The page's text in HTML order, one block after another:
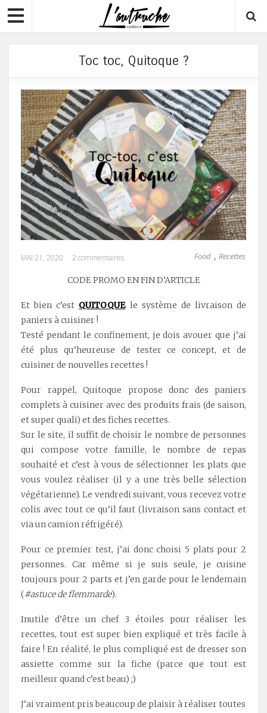
Toc toc, Quitoque ?
Food , Recettes
MAI 21, 2020 2 commentaires
CODE PROMO EN FIN D’ARTICLE
Et bien c’est QUITOQUEle système de livraison de
paniers à cuisiner !
Testé pendant le confinement, je dois avouer que j’ai
été plus qu’heureuse de tester ce concept, et de
cuisiner de nouvelles recettes !
Pour rappel, Quitoque propose donc des paniers
complets à cuisiner avec des produits frais (de saison,
et super quali) et des fiches recettes.
Sur le site, il suffit de choisir le nombre de personnes
qui compose votre famille, le nombre de repas
souhaité et c’est à vous de sélectionner les plats que
vous voulez réaliser (il y a une très belle sélection
végétarienne). Le vendredi suivant, vous recevez votre
colis avec tout ce qu’il faut (livraison sans contact et
via un camion réfrigéré).
Pour ce premier test, j’ai donc choisi 5 plats pour 2
personnes. Car même si je suis seule, je cuisine
toujours pour 2 parts et j’en garde pour le lendemain
(#astuce de flemmarde).
Inutile d’être un chef 3 étoiles pour réaliser les
recettes, tout est super bien expliqué et très facile à
faire ! En réalité, le plus compliqué est de dresser son
assiette comme sur la fiche (parce que tout est
meilleur quand c’est beau) ;)
J’ai vraiment pris beaucoup de plaisir à réaliser toutes